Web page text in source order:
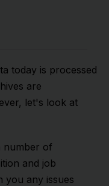
today is processed
are
let's look at
number of
and job
you any issues